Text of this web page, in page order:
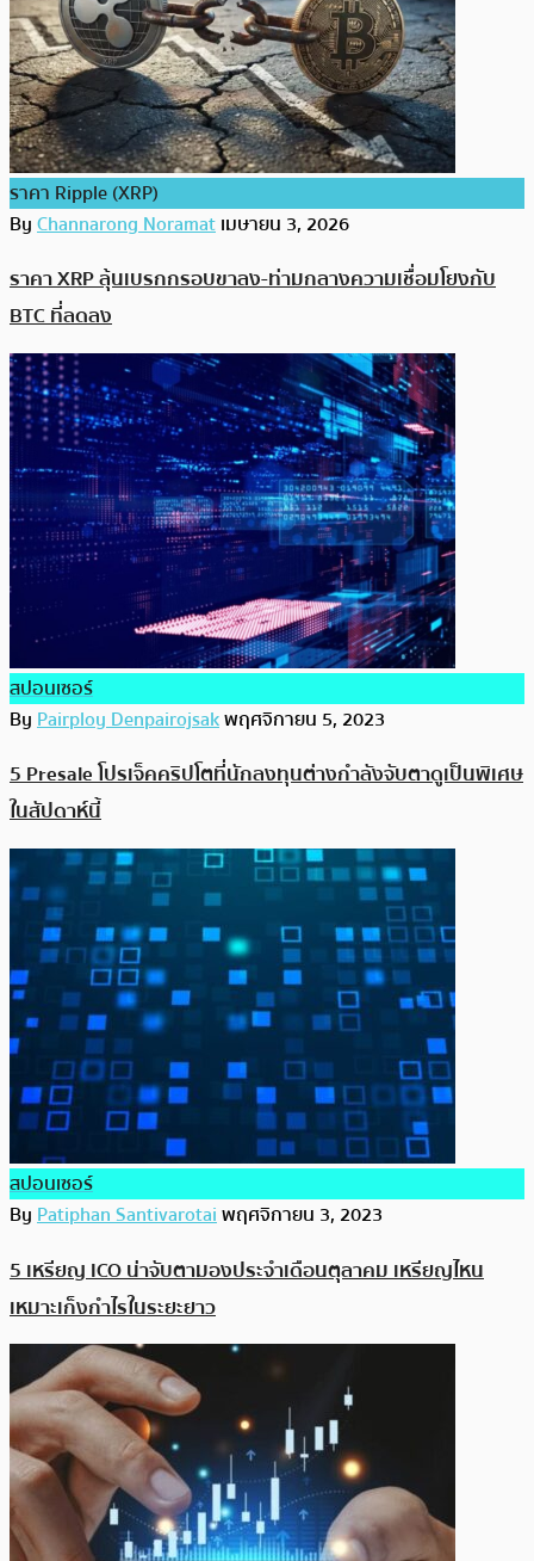
ราคา Ripple (XRP)
ByChannarong Noramatเมษายน 3, 2026
ราคา XRP ลุ้นเบรกกรอบขาลง-ท่ามกลางความเชื่อมโยงกับ
BTC ที่ลดลง
สปอนเซอร์
ByPairploy Denpairojsakพฤศจิกายน 5, 2023
5 Presale โปรเจ็คคริปโตที่นักลงทุนต่างกำลังจับตาดูเป็นพิเศษ
ในสัปดาห์นี้
สปอนเซอร์
ByPatiphan Santivarotaiพฤศจิกายน 3, 2023
5 เหรียญ ICO น่าจับตามองประจำเดือนตุลาคม เหรียญไหน
เหมาะเก็งกำไรในระยะยาว